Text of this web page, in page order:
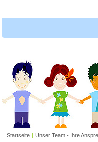
Startseite | Unser Team - Ihre